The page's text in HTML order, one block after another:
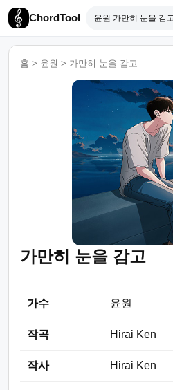
ChordTool
홈 > 윤원 > 가만히 눈을 감고
가만히 눈을 감고
가수 윤원
작곡 Hirai Ken
작사 Hirai Ken